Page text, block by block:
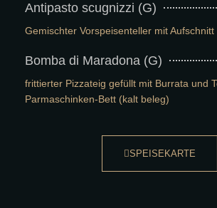
Antipasto scugnizzi (G)
Gemischter Vorspeisenteller mit Aufschnitt
Bomba di Maradona (G)
frittierter Pizzateig gefüllt mit Burrata und
Parmaschinken-Bett (kalt beleg)
SPEISEKARTE